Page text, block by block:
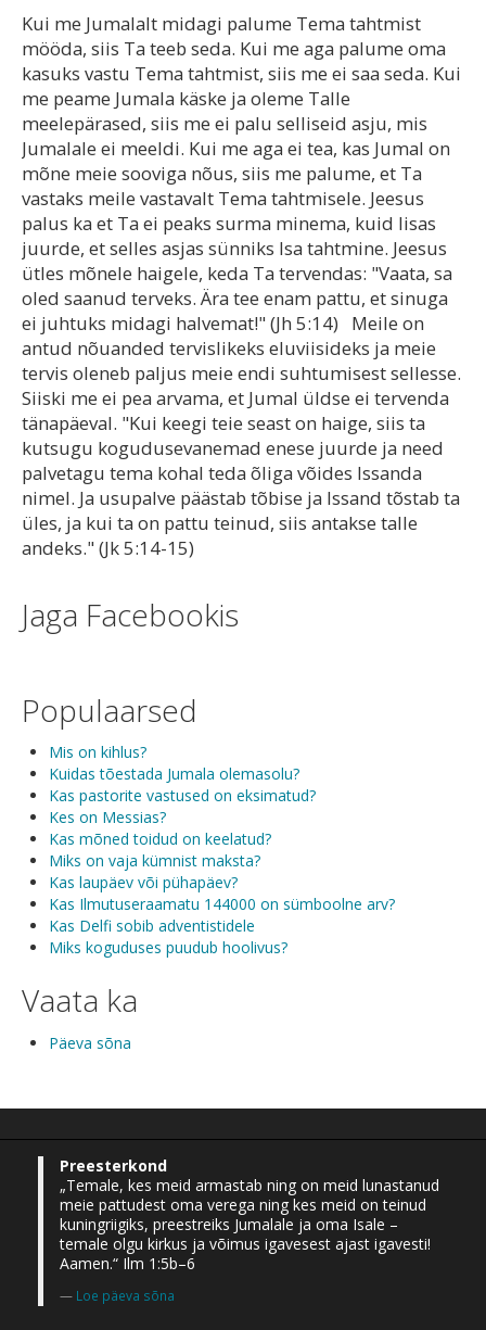
Kui me Jumalalt midagi palume Tema tahtmist
mööda, siis Ta teeb seda. Kui me aga palume oma
kasuks vastu Tema tahtmist, siis me ei saa seda. Kui
me peame Jumala käske ja oleme Talle
meelepärased, siis me ei palu selliseid asju, mis
Jumalale ei meeldi. Kui me aga ei tea, kas Jumal on
mõne meie sooviga nõus, siis me palume, et Ta
vastaks meile vastavalt Tema tahtmisele. Jeesus
palus ka et Ta ei peaks surma minema, kuid lisas
juurde, et selles asjas sünniks Isa tahtmine. Jeesus
ütles mõnele haigele, keda Ta tervendas: "Vaata, sa
oled saanud terveks. Ära tee enam pattu, et sinuga
ei juhtuks midagi halvemat!" (Jh 5:14) Meile on
antud nõuanded tervislikeks eluviisideks ja meie
tervis oleneb paljus meie endi suhtumisest sellesse.
Siiski me ei pea arvama, et Jumal üldse ei tervenda
tänapäeval. "Kui keegi teie seast on haige, siis ta
kutsugu kogudusevanemad enese juurde ja need
palvetagu tema kohal teda õliga võides Issanda
nimel. Ja usupalve päästab tõbise ja Issand tõstab ta
üles, ja kui ta on pattu teinud, siis antakse talle
andeks." (Jk 5:14-15)
Jaga Facebookis
Populaarsed
Mis on kihlus?
Kuidas tõestada Jumala olemasolu?
Kas pastorite vastused on eksimatud?
Kes on Messias?
Kas mõned toidud on keelatud?
Miks on vaja kümnist maksta?
Kas laupäev või pühapäev?
Kas Ilmutuseraamatu 144000 on sümboolne arv?
Kas Delfi sobib adventistidele
Miks koguduses puudub hoolivus?
Vaata ka
Päeva sõna
Preesterkond
„Temale, kes meid armastab ning on meid lunastanud
meie pattudest oma verega ning kes meid on teinud
kuningriigiks, preestreiks Jumalale ja oma Isale –
temale olgu kirkus ja võimus igavesest ajast igavesti!
Aamen.“ Ilm 1:5b–6
Loe päeva sõna